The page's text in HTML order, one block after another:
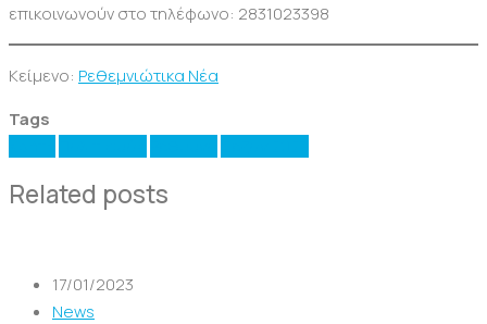
επικοινωνούν στο τηλέφωνο: 2831023398
Κείμενο: Ρεθεμνιώτικα Νέα
Tags
Related posts
17/01/2023
News